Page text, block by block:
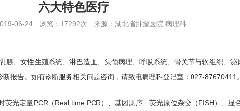
六大特色医疗
06-24 浏览：17292次 来源：湖北省肿瘤医院 病理科
腺、女性生殖系统、淋巴造血、头颈病理、呼吸系统、骨关节与软组织、
报告。如有诊断服务相关问题咨询，请致电病理科登记室：027-87670411。
荧光定量PCR（Real time PCR）、基因测序、荧光原位杂交（FISH）、显